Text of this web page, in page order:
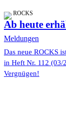
ROCKS
Ab heute
Meldungen
Das neue ROCKS
in Heft Nr. 112 (03/
Vergnügen!